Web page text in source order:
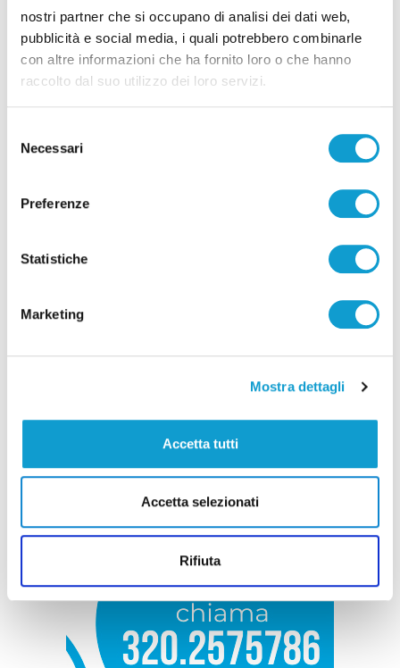
nostri partner che si occupano di analisi dei dati web,
pubblicità e social media, i quali potrebbero combinarle
con altre informazioni che ha fornito loro o che hanno
raccolto dal suo utilizzo dei loro servizi.
delNecessari
Preferenze
Statistiche
Marketing
Mostra dettagli
Accetta tutti
Accetta selezionati
Rifiuta